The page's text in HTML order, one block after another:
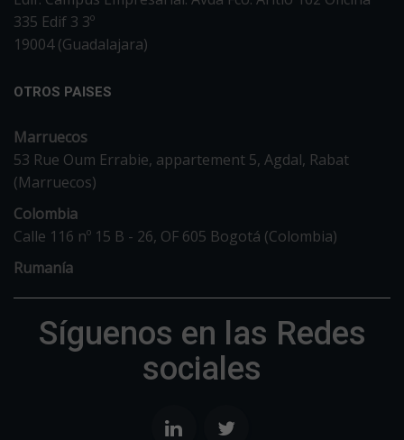
335 Edif 3 3º
19004 (Guadalajara)
OTROS PAISES
Marruecos
53 Rue Oum Errabie, appartement 5, Agdal, Rabat
(Marruecos)
Colombia
Calle 116 nº 15 B - 26, OF 605 Bogotá (Colombia)
Rumanía
Síguenos en las Redes
sociales